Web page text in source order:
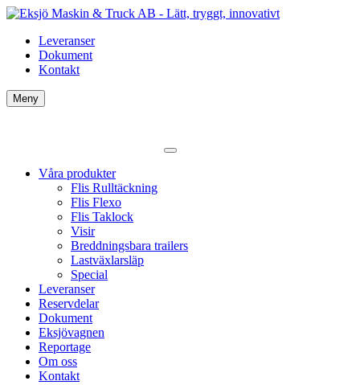
Leveranser
Dokument
Kontakt
Meny
Våra produkter
Flis Rulltäckning
Flis Flexo
Flis Taklock
Visir
Breddningsbara trailers
Lastväxlarsläp
Special
Leveranser
Reservdelar
Dokument
Eksjövagnen
Reportage
Om oss
Kontakt